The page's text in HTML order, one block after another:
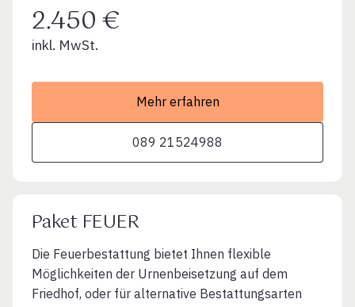
2.450 €
inkl. MwSt.
Mehr erfahren
089 21524988
Paket FEUER
Die Feuerbestattung bietet Ihnen flexible
Möglichkeiten der Urnenbeisetzung auf dem
Friedhof, oder für alternative Bestattungsarten